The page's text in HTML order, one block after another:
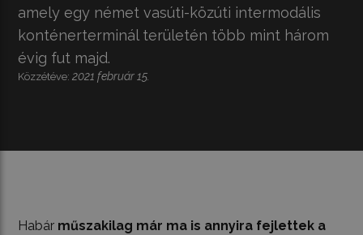
amely egy német vasúti-közúti intermodális
konténerterminál területén több mint három
évig fut majd.
Közzétéve:2021 február 15.
Habár műszakilag már ma is annyira fejlettek a